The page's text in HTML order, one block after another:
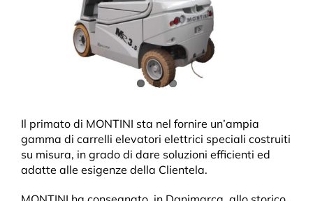
Il primato di MONTINI sta nel fornire un’ampia
gamma di carrelli elevatori elettrici speciali costruiti
su misura, in grado di dare soluzioni efficienti ed
adatte alle esigenze della Clientela.